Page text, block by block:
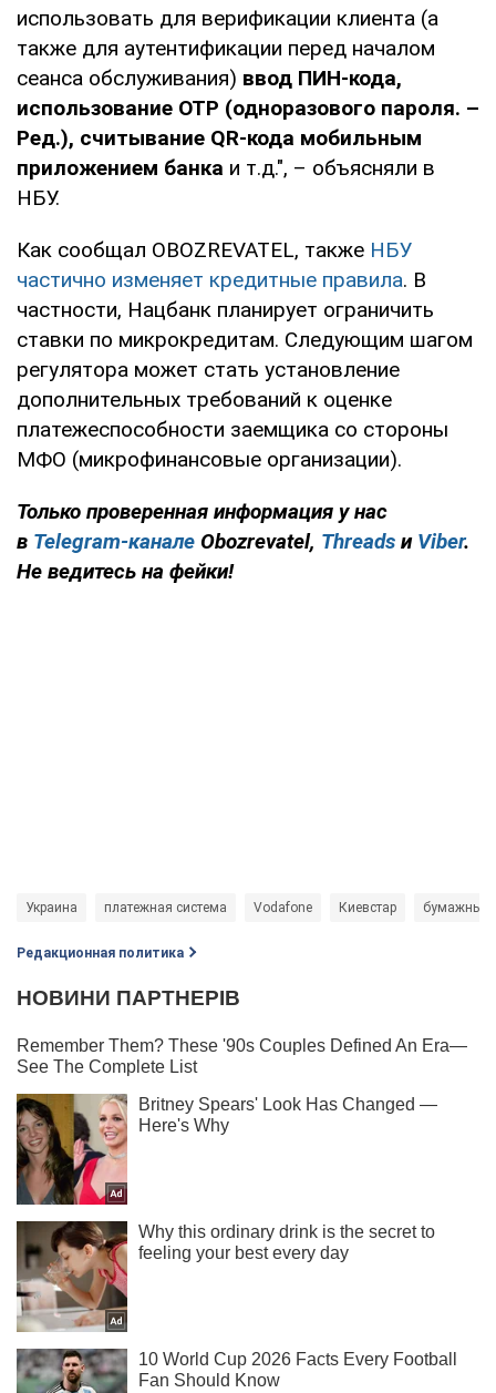
использовать для верификации клиента (а
также для аутентификации перед началом
сеанса обслуживания) ввод ПИН-кода,
использование ОТР (одноразового пароля. –
Ред.), считывание QR-кода мобильным
приложением банка и т.д.", – объясняли в
НБУ.
Как сообщал OBOZREVATEL, также НБУ
частично изменяет кредитные правила. В
частности, Нацбанк планирует ограничить
ставки по микрокредитам. Следующим шагом
регулятора может стать установление
дополнительных требований к оценке
платежеспособности заемщика со стороны
МФО (микрофинансовые организации).
Только проверенная информация у нас
в Telegram-канале Obozrevatel, Threads и Viber.
Не ведитесь на фейки!
Украина платежная система Vodafone Киевстар бумажные
Редакционная политика